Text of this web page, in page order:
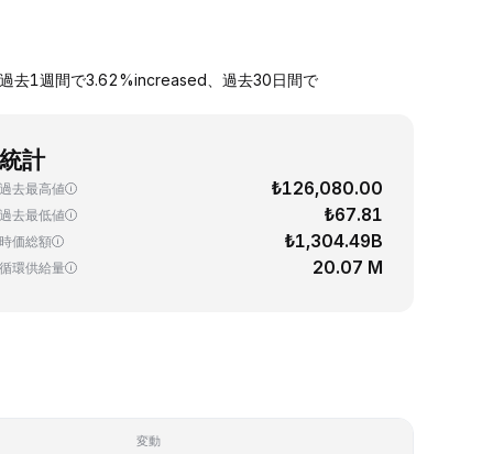
去1週間で3.62%increased、過去30日間で
統計
過去最高値 ₺126,080.00
過去最低値 ₺67.81
時価総額 ₺1,304.49B
循環供給量 20.07 M
変動